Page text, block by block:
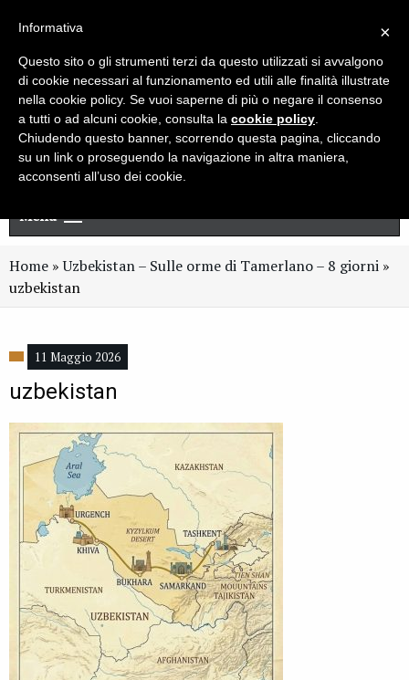
Newsletter
Menu
Home »Uzbekistan – Sulle orme di Tamerlano – 8 giorni »
uzbekistan
11 Maggio 2026
uzbekistan
×
Informativa
Questo sito o gli strumenti terzi da questo utilizzati si avvalgono
di cookie necessari al funzionamento ed utili alle finalità illustrate
nella cookie policy. Se vuoi saperne di più o negare il consenso
a tutti o ad alcuni cookie, consulta la cookie policy
Chiudendo questo banner, scorrendo questa pagina, cliccando
su un link o proseguendo la navigazione in altra maniera,
acconsenti all’uso dei cookie.